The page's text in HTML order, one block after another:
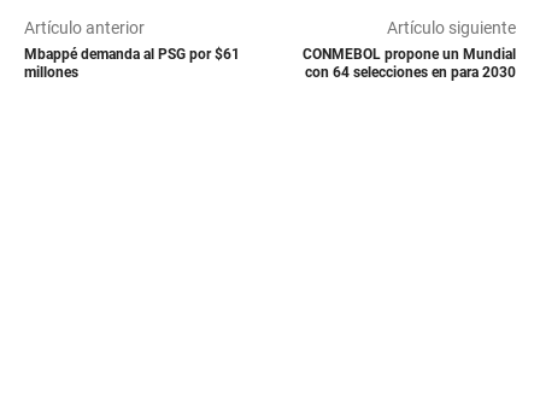
Artículo anterior
Mbappé demanda al PSG por $61
millones
Artículo siguiente
CONMEBOL propone un Mundial
con 64 selecciones en para 2030